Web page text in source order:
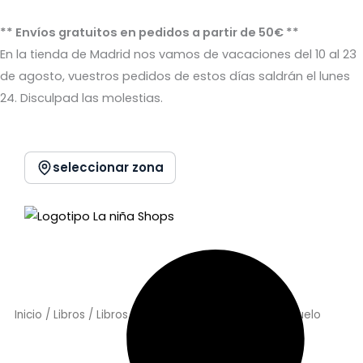
al
contenido
** Envíos gratuitos en pedidos a partir de 50€ **
En la tienda de Madrid nos vamos de vacaciones del 10 al 23
de agosto, vuestros pedidos de estos días saldrán el lunes
24. Disculpad las molestias.
seleccionar zona
Inicio / Libros / Libros ilustrados / El Periódico Del Abuelo